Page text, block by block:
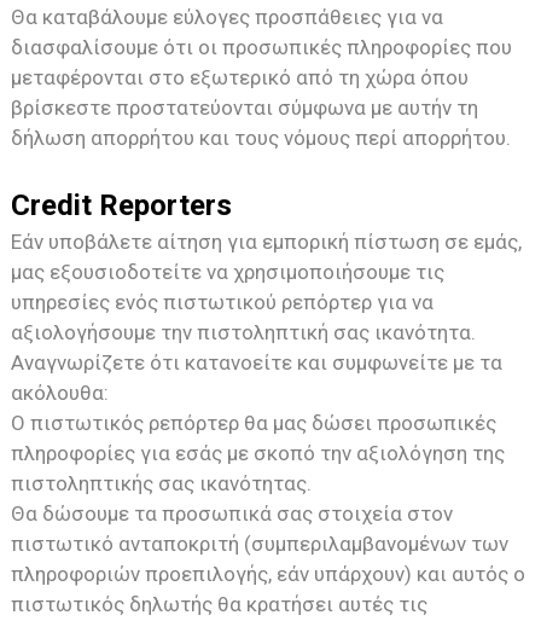
Θα καταβάλουμε εύλογες προσπάθειες για να
διασφαλίσουμε ότι οι προσωπικές πληροφορίες που
μεταφέρονται στο εξωτερικό από τη χώρα όπου
βρίσκεστε προστατεύονται σύμφωνα με αυτήν τη
δήλωση απορρήτου και τους νόμους περί απορρήτου.
Credit Reporters
Εάν υποβάλετε αίτηση για εμπορική πίστωση σε εμάς,
μας εξουσιοδοτείτε να χρησιμοποιήσουμε τις
υπηρεσίες ενός πιστωτικού ρεπόρτερ για να
αξιολογήσουμε την πιστοληπτική σας ικανότητα.
Αναγνωρίζετε ότι κατανοείτε και συμφωνείτε με τα
ακόλουθα:
Ο πιστωτικός ρεπόρτερ θα μας δώσει προσωπικές
πληροφορίες για εσάς με σκοπό την αξιολόγηση της
πιστοληπτικής σας ικανότητας.
Θα δώσουμε τα προσωπικά σας στοιχεία στον
πιστωτικό ανταποκριτή (συμπεριλαμβανομένων των
πληροφοριών προεπιλογής, εάν υπάρχουν) και αυτός ο
πιστωτικός δηλωτής θα κρατήσει αυτές τις